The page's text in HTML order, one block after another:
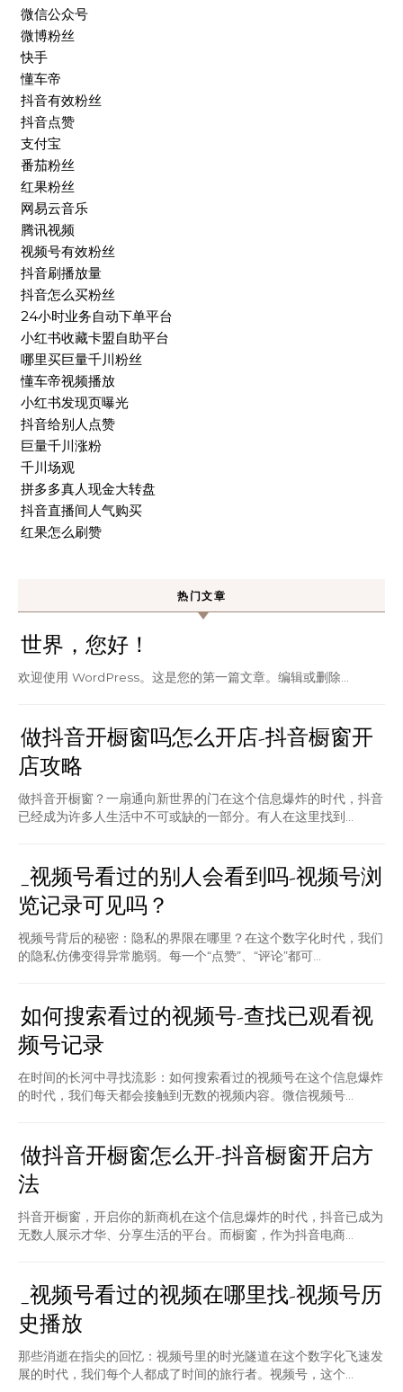
微信公众号
微博粉丝
快手
懂车帝
抖音有效粉丝
抖音点赞
支付宝
番茄粉丝
红果粉丝
网易云音乐
腾讯视频
视频号有效粉丝
抖音刷播放量
抖音怎么买粉丝
24小时业务自动下单平台
小红书收藏卡盟自助平台
哪里买巨量千川粉丝
懂车帝视频播放
小红书发现页曝光
抖音给别人点赞
巨量千川涨粉
千川场观
拼多多真人现金大转盘
抖音直播间人气购买
红果怎么刷赞
热门文章
世界，您好！
欢迎使用 WordPress。这是您的第一篇文章。编辑或删除…
做抖音开橱窗吗怎么开店-抖音橱窗开
店攻略
做抖音开橱窗？一扇通向新世界的门在这个信息爆炸的时代，抖音
已经成为许多人生活中不可或缺的一部分。有人在这里找到...
_视频号看过的别人会看到吗-视频号浏
览记录可见吗？
视频号背后的秘密：隐私的界限在哪里？在这个数字化时代，我们
的隐私仿佛变得异常脆弱。每一个“点赞”、“评论”都可...
如何搜索看过的视频号-查找已观看视
频号记录
在时间的长河中寻找流影：如何搜索看过的视频号在这个信息爆炸
的时代，我们每天都会接触到无数的视频内容。微信视频号...
做抖音开橱窗怎么开-抖音橱窗开启方
法
抖音开橱窗，开启你的新商机在这个信息爆炸的时代，抖音已成为
无数人展示才华、分享生活的平台。而橱窗，作为抖音电商...
_视频号看过的视频在哪里找-视频号历
史播放
那些消逝在指尖的回忆：视频号里的时光隧道在这个数字化飞速发
展的时代，我们每个人都成了时间的旅行者。视频号，这个...